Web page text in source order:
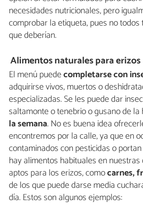
necesidades nutricionales, pero
comprobar la etiqueta, pues no todos
que deberían.
Alimentos naturales para erizos
El menú puedecompletarse con
adquirirse vivos, muertos o
especializadas. Se les puede dar
saltamonte o tenebrio o gusano de la
la semana. No es buena idea
encontremos por la calle, ya que en
contaminados con pesticidas o
hay alimentos habituales en
aptos para los erizos, comocarnes,
de los que puede darse media
día. Estos son algunos ejemplos: